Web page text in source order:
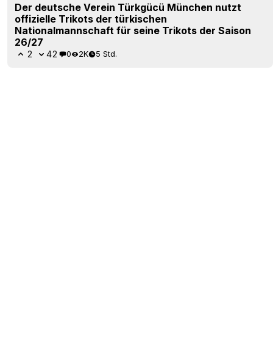
Der deutsche Verein Türkgücü München nutzt
offizielle Trikots der türkischen
Nationalmannschaft für seine Trikots der Saison
26/27
2 42 0 2K 5 Std.